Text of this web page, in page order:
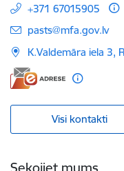
+371 67015905
E-pasts:
pasts@mfa.gov.lv
K.Valdemāra iela 3,
Visi kontakti
Sekojiet mums